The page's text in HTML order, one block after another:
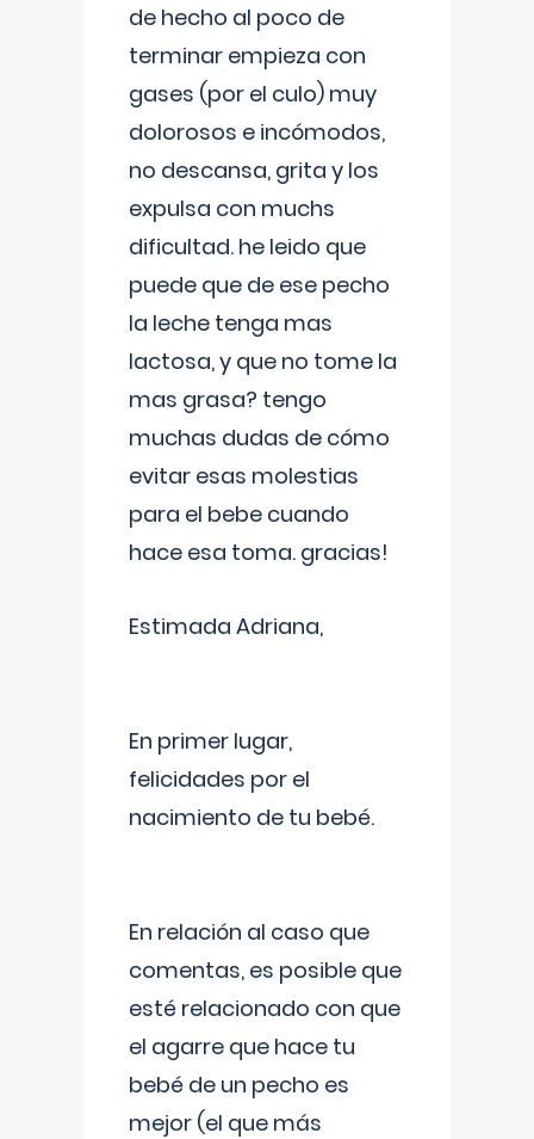
de hecho al poco de
terminar empieza con
gases (por el culo) muy
dolorosos e incómodos,
no descansa, grita y los
expulsa con muchs
dificultad. he leido que
puede que de ese pecho
la leche tenga mas
lactosa, y que no tome la
mas grasa? tengo
muchas dudas de cómo
evitar esas molestias
para el bebe cuando
hace esa toma. gracias!
Estimada Adriana,
En primer lugar,
felicidades por el
nacimiento de tu bebé.
En relación al caso que
comentas, es posible que
esté relacionado con que
el agarre que hace tu
bebé de un pecho es
mejor (el que más